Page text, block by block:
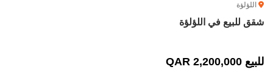
اللؤلؤة
شقق للبيع في اللؤلؤة
للبيع 2,200,000 QAR